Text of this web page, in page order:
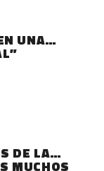
UNA
DE LA
MUCHOS